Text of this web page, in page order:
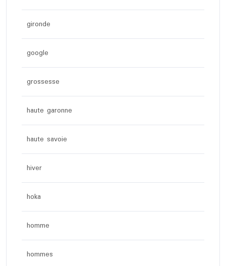
gironde
google
grossesse
haute garonne
haute savoie
hiver
hoka
homme
hommes